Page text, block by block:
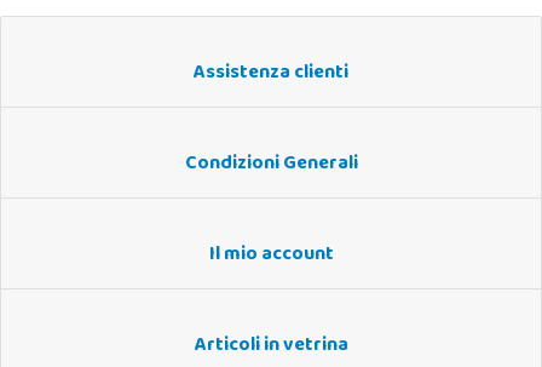
Assistenza clienti
Condizioni Generali
Il mio account
Articoli in vetrina